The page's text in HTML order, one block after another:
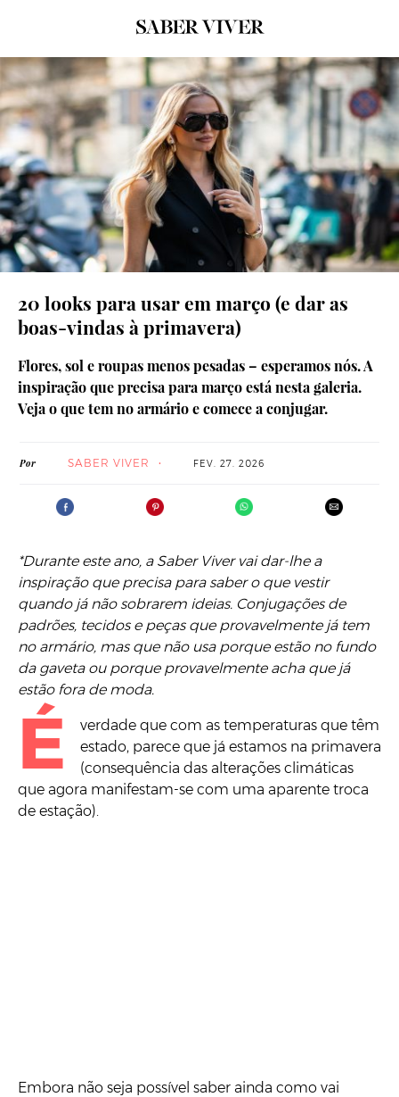
© SPOTLIGHT/LAUNCHMETRICS
20 looks para usar em março (e dar as
boas-vindas à primavera)
Flores, sol e roupas menos pesadas – esperamos nós. A
inspiração que precisa para março está nesta galeria.
Veja o que tem no armário e comece a conjugar.
Por SABER VIVER FEV. 27. 2026
*Durante este ano, a Saber Viver vai dar-lhe a
inspiração que precisa para saber o que vestir
quando já não sobrarem ideias. Conjugações de
padrões, tecidos e peças que provavelmente já tem
no armário, mas que não usa porque estão no fundo
da gaveta ou porque provavelmente acha que já
estão fora de moda.
É
verdade que com as temperaturas que têm
estado, parece que já estamos na primavera
(consequência das alterações climáticas
que agora manifestam-se com uma aparente troca
de estação).
Embora não seja possível saber ainda como vai